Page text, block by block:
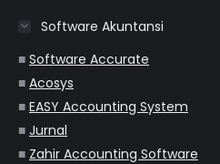
new
window
new
window
new
window
new
window
new
window
Software Akuntansi
■ Software Accurate
■ Acosys
■ EASY Accounting System
■ Jurnal
■ Zahir Accounting Software